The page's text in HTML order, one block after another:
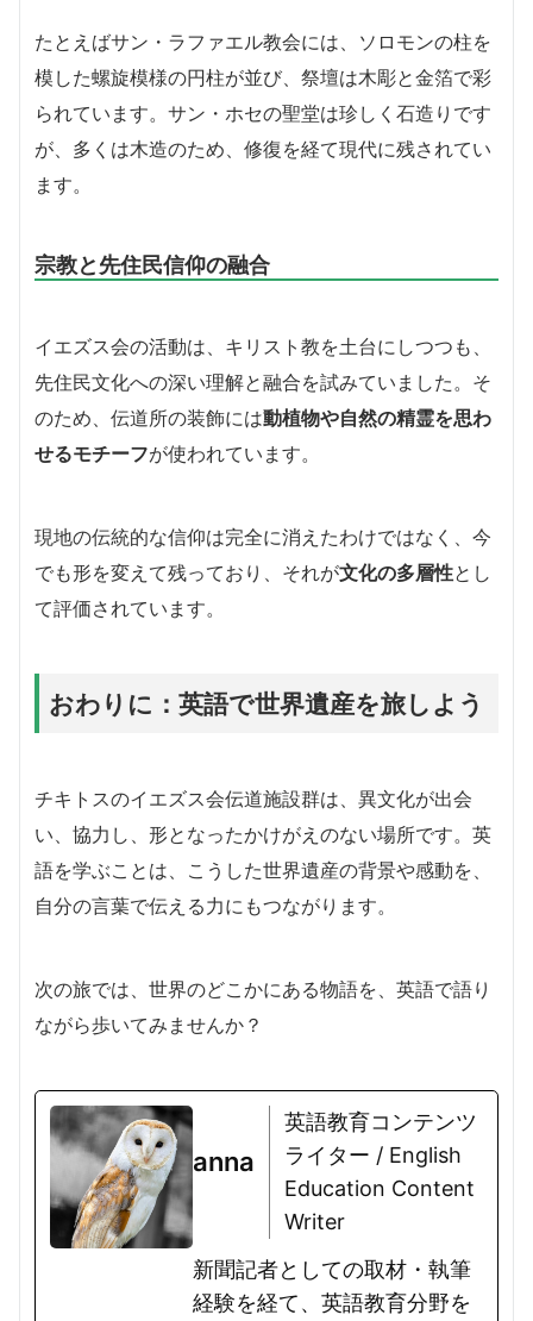
たとえばサン・ラファエル教会には、ソロモンの柱を
模した螺旋模様の円柱が並び、祭壇は木彫と金箔で彩
られています。サン・ホセの聖堂は珍しく石造りです
が、多くは木造のため、修復を経て現代に残されてい
ます。
宗教と先住民信仰の融合
イエズス会の活動は、キリスト教を土台にしつつも、
先住民文化への深い理解と融合を試みていました。そ
のため、伝道所の装飾には動植物や自然の精霊を思わ
せるモチーフが使われています。
現地の伝統的な信仰は完全に消えたわけではなく、今
でも形を変えて残っており、それが文化の多層性とし
て評価されています。
おわりに：英語で世界遺産を旅しよう
チキトスのイエズス会伝道施設群は、異文化が出会
い、協力し、形となったかけがえのない場所です。英
語を学ぶことは、こうした世界遺産の背景や感動を、
自分の言葉で伝える力にもつながります。
次の旅では、世界のどこかにある物語を、英語で語り
ながら歩いてみませんか？
anna
英語教育コンテンツ
ライター / English
Education Content
Writer
新聞記者としての取材・執筆
経験を経て、英語教育分野を